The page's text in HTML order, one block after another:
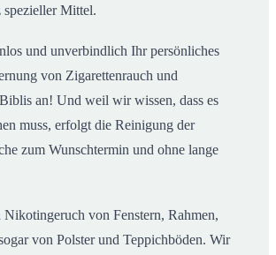
spezieller Mittel.
und unverbindlich Ihr persönliches
von Zigarettenrauch und
an! Und weil wir wissen, dass es
muss, erfolgt die Reinigung der
zum Wunschtermin und ohne lange
Nikotingeruch von Fenstern, Rahmen,
von Polster und Teppichböden. Wir